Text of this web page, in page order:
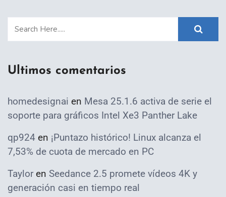
Ultimos comentarios
homedesignai en Mesa 25.1.6 activa de serie el
soporte para gráficos Intel Xe3 Panther Lake
qp924 en ¡Puntazo histórico! Linux alcanza el
7,53% de cuota de mercado en PC
Taylor en Seedance 2.5 promete vídeos 4K y
generación casi en tiempo real